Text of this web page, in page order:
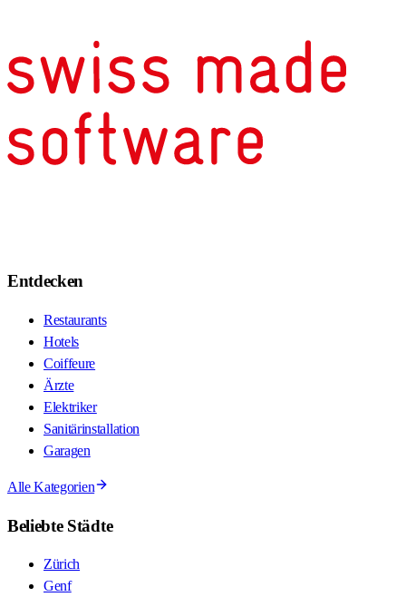
Entdecken
Restaurants
Hotels
Coiffeure
Ärzte
Elektriker
Sanitärinstallation
Garagen
Alle Kategorien
Beliebte Städte
Zürich
Genf